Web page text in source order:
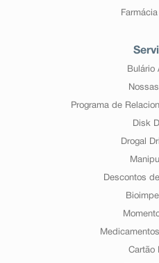
Bulário
Programa de
Disk
Drogal
Descontos
Cartão